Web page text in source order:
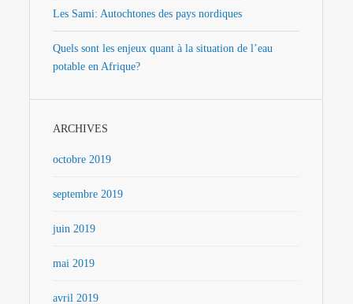
Les Sami: Autochtones des pays nordiques
Quels sont les enjeux quant à la situation de l’eau
potable en Afrique?
ARCHIVES
octobre 2019
septembre 2019
juin 2019
mai 2019
avril 2019